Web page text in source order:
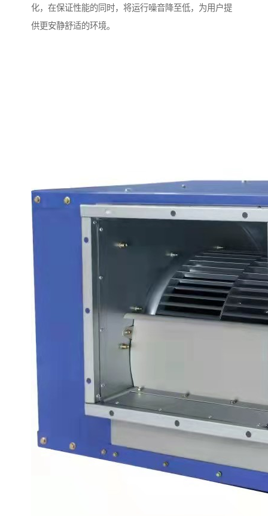
化，在保证性能的同时，将运行噪音降至低，为用户提
供更安静舒适的环境。